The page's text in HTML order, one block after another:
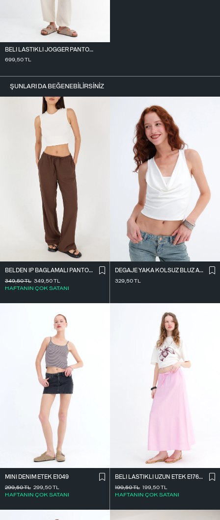
BELI LASTIKLI JOGGER PANTOLON PN2437
699,50TL
ŞUNLARI DA BEĞENEBILIRSINIZ
BELDEN İ̇P BAĞLAMALI PANTOLON PN16372-İ6
349,50TL
HAFTANIN ÇOK SATANI
349,50TL
DEGAJE YAKA KOLSUZ BLUZ A0980
329,50TL
MINI DENIM ETEK E1049
299,50TL
HAFTANIN ÇOK SATANI
299,50TL
BELI LASTIKLI UZUN ETEK E17627
199,50TL
HAFTANIN ÇOK SATANI
199,50TL